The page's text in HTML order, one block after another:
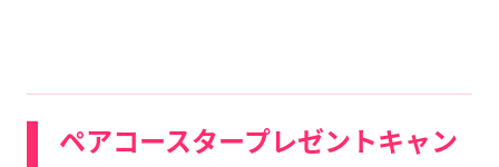
ペアコースタープレゼントキャン